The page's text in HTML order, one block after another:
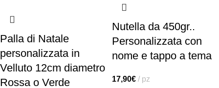
Palla di Natale
personalizzata in
Velluto 12cm diametro
Rossa o Verde
Nutella da 450gr..
Personalizzata con
nome e tappo a tema
17,90€
pz